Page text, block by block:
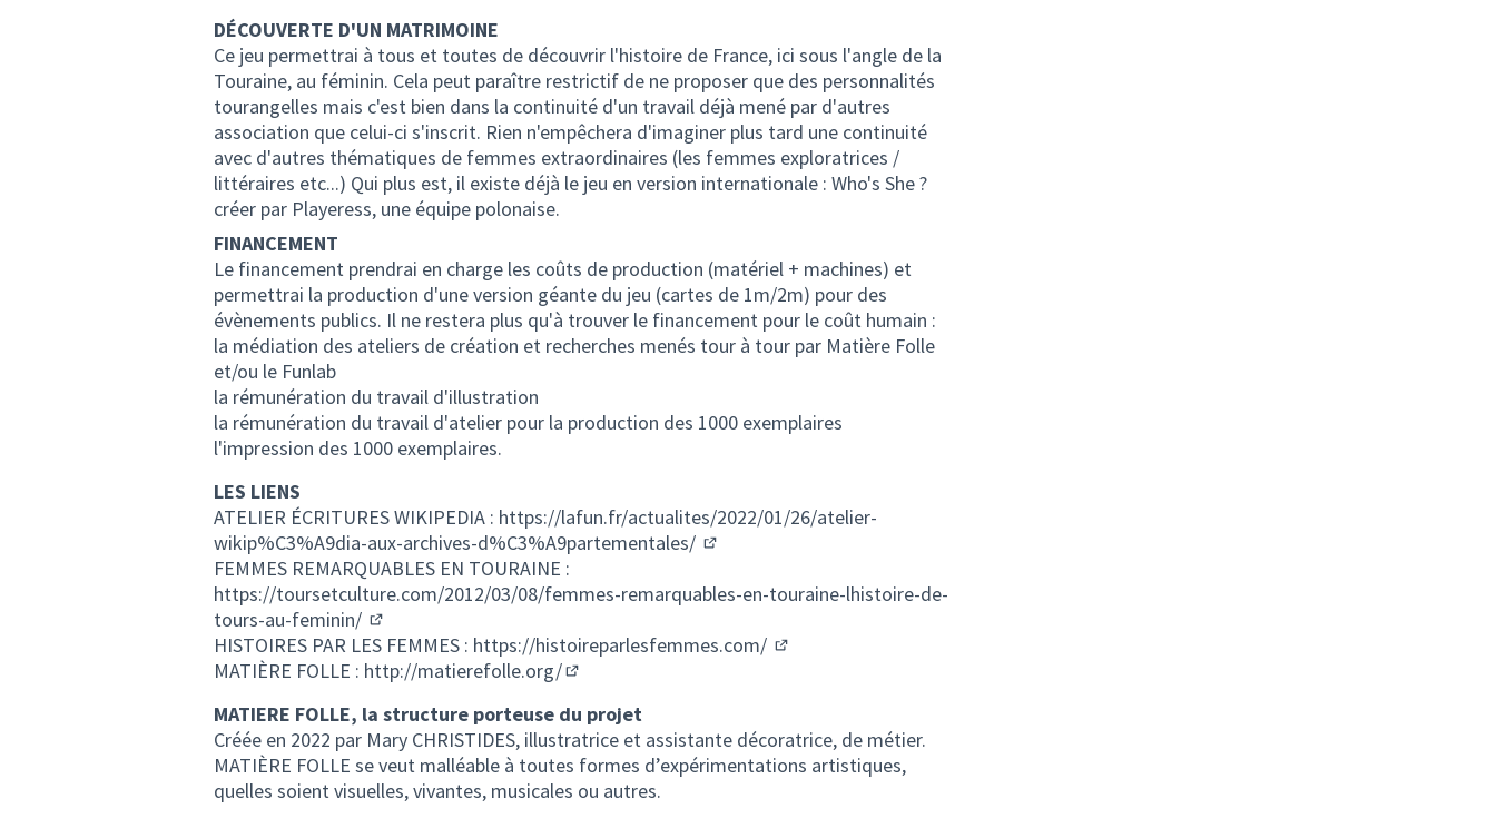
DÉCOUVERTE D'UN MATRIMOINE
Ce jeu permettrai à tous et toutes de découvrir l'histoire de France, ici sous l'angle de la
Touraine, au féminin. Cela peut paraître restrictif de ne proposer que des personnalités
tourangelles mais c'est bien dans la continuité d'un travail déjà mené par d'autres
association que celui-ci s'inscrit. Rien n'empêchera d'imaginer plus tard une continuité
avec d'autres thématiques de femmes extraordinaires (les femmes exploratrices /
littéraires etc...) Qui plus est, il existe déjà le jeu en version internationale : Who's She ?
créer par Playeress, une équipe polonaise.
FINANCEMENT
Le financement prendrai en charge les coûts de production (matériel + machines) et
permettrai la production d'une version géante du jeu (cartes de 1m/2m) pour des
évènements publics. Il ne restera plus qu'à trouver le financement pour le coût humain :
la médiation des ateliers de création et recherches menés tour à tour par Matière Folle
et/ou le Funlab
la rémunération du travail d'illustration
la rémunération du travail d'atelier pour la production des 1000 exemplaires
l'impression des 1000 exemplaires.
LES LIENS
ATELIER ÉCRITURES WIKIPEDIA : https://lafun.fr/actualites/2022/01/26/atelier-
wikip%C3%A9dia-aux-archives-d%C3%A9partementales/
FEMMES REMARQUABLES EN TOURAINE :
https://toursetculture.com/2012/03/08/femmes-remarquables-en-touraine-lhistoire-de-
tours-au-feminin/
(Lien externe)
HISTOIRES PAR LES FEMMES : https://histoireparlesfemmes.com/
MATIÈRE FOLLE : http://matierefolle.org/
MATIERE FOLLE, la structure porteuse du projet
Créée en 2022 par Mary CHRISTIDES, illustratrice et assistante décoratrice, de métier.
MATIÈRE FOLLE se veut malléable à toutes formes d’expérimentations artistiques,
quelles soient visuelles, vivantes, musicales ou autres.